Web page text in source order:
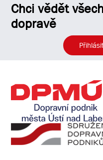
Chci vědět
dopravě